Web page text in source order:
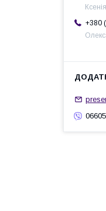
Ксенія
+380